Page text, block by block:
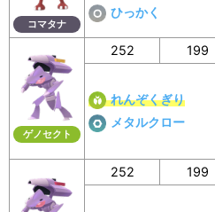
コマタナ
ひっかく
ゲノセクト
252 199
れんぞくぎり
メタルクロー
252 199